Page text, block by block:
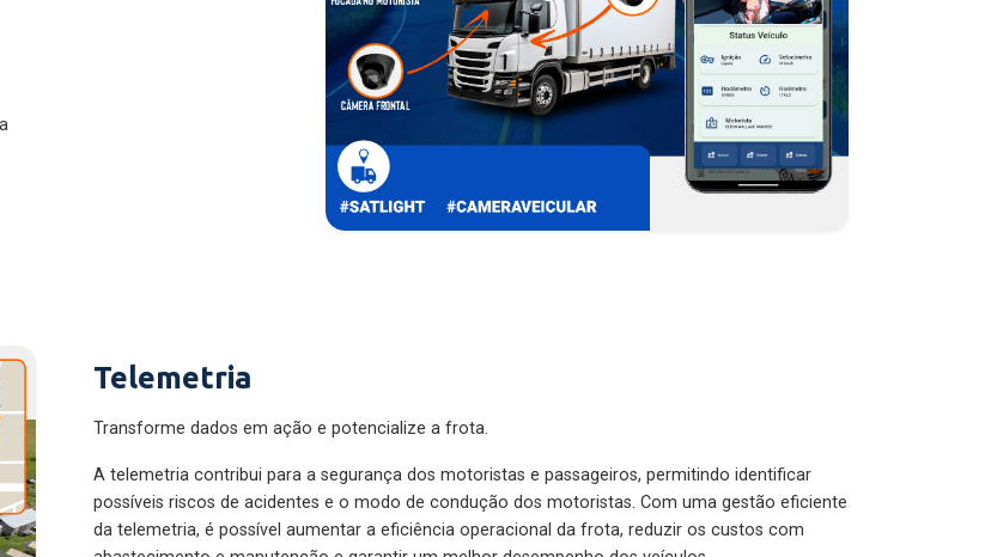
Telemetria
Transforme dados em ação e potencialize a frota.
A telemetria contribui para a segurança dos motoristas e passageiros, permitindo identificar
possíveis riscos de acidentes e o modo de condução dos motoristas. Com uma gestão eficiente
da telemetria, é possível aumentar a eficiência operacional da frota, reduzir os custos com
abastecimento e manutenção e garantir um melhor desempenho dos veículos.